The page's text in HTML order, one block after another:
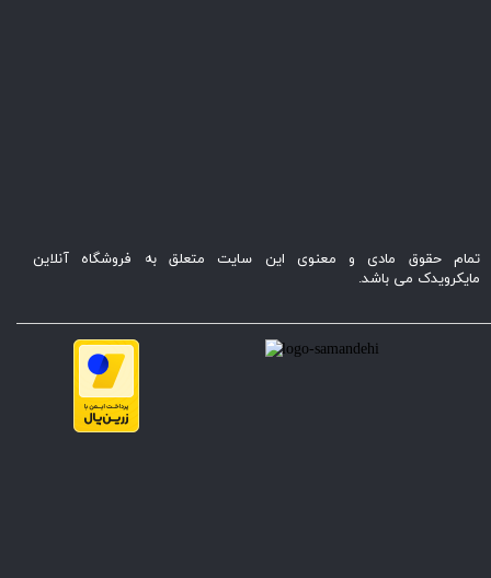
تمام حقوق مادی و معنوی این سایت متعلق به فروشگاه آنلاین
مایکرویدک می باشد.